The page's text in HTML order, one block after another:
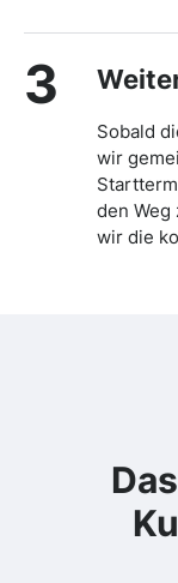
3
Sobald
wir
den Weg
wir die